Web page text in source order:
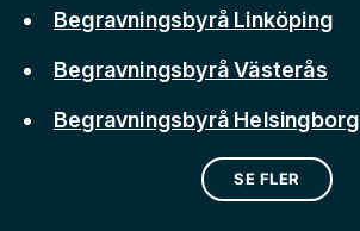
Begravningsbyrå Linköping
Begravningsbyrå Västerås
Begravningsbyrå Helsingborg
SE FLER